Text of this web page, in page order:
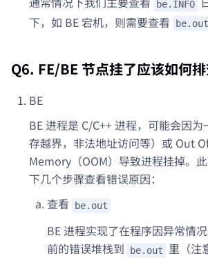
be.INFO
下，如 BE 宕机，则需要查看
be.out
Q6. FE/BE 节点挂了应该如何排
BE
BE 进程是 C/C++ 进程，可能会因
存越界，非法地址访问等）或 Out
Memory（OOM）导致进程挂掉。
下几个步骤查看错误原因：
查看
be.out
BE 进程实现了在程序因异常情
前的错误堆栈到
be.out 里（注